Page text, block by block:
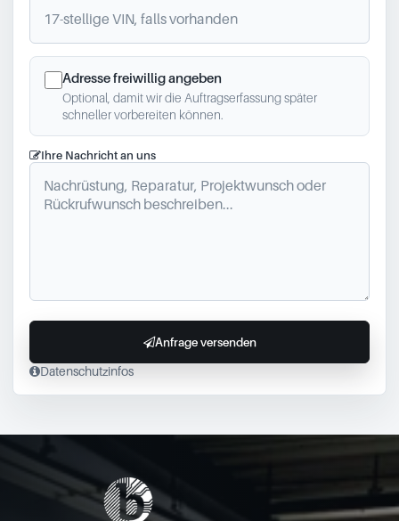
Adresse freiwillig angeben
Optional, damit wir die Auftragserfassung später
schneller vorbereiten können.
Ihre Nachricht an uns
Datenschutzinfos
Anfrage versenden